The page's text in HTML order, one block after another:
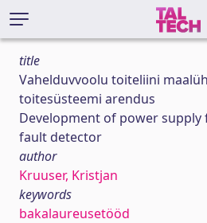
title
Vahelduvvoolu toiteliini
toitesüsteemi arendus
Development of power supply
fault detector
author
Kruuser, Kristjan
keywords
bakalaureusetööd